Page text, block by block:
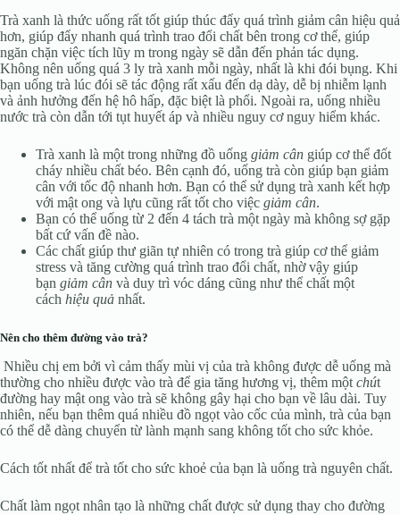
Trà xanh là thức uống rất tốt giúp thúc đẩy quá trình giảm cân hiệu quả
hơn, giúp đẩy nhanh quá trình trao đổi chất bên trong cơ thể, giúp
ngăn chặn việc tích lũy m trong ngày sẽ dẫn đến phản tác dụng.
Không nên uống quá 3 ly trà xanh mỗi ngày, nhất là khi đói bụng. Khi
bạn uống trà lúc đói sẽ tác động rất xấu đến dạ dày, dễ bị nhiễm lạnh
và ảnh hưởng đến hệ hô hấp, đặc biệt là phổi. Ngoài ra, uống nhiều
nước trà còn dẫn tới tụt huyết áp và nhiều nguy cơ nguy hiểm khác.
Trà xanh là một trong những đồ uống giảm cân giúp cơ thể đốt
cháy nhiều chất béo. Bên cạnh đó, uống trà còn giúp bạn giảm
cân với tốc độ nhanh hơn. Bạn có thể sử dụng trà xanh kết hợp
với mật ong và lựu cũng rất tốt cho việc giảm cân.
Bạn có thể uống từ 2 đến 4 tách trà một ngày mà không sợ gặp
bất cứ vấn đề nào.
Các chất giúp thư giãn tự nhiên có trong trà giúp cơ thể giảm
stress và tăng cường quá trình trao đổi chất, nhờ vậy giúp
bạn giảm cân và duy trì vóc dáng cũng như thể chất một
cách hiệu quả nhất.
Nên cho thêm đường vào trà?
Nhiều chị em bởi vì cảm thấy mùi vị của trà không được dễ uống mà
thường cho nhiều được vào trà để gia tăng hương vị, thêm một chút
đường hay mật ong vào trà sẽ không gây hại cho bạn về lâu dài. Tuy
nhiên, nếu bạn thêm quá nhiều đồ ngọt vào cốc của mình, trà của bạn
có thể dễ dàng chuyển từ lành mạnh sang không tốt cho sức khỏe.
Cách tốt nhất để trà tốt cho sức khoẻ của bạn là uống trà nguyên chất.
Chất làm ngọt nhân tạo là những chất được sử dụng thay cho đường